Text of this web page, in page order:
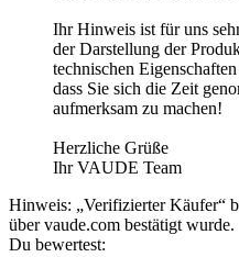
Ihr Hinweis ist für uns
der Darstellung der
technischen
dass Sie sich die Zeit
aufmerksam zu machen!
Herzliche Grüße
Ihr VAUDE Team
Hinweis: „Verifizierter Käufer“
über vaude.com bestätigt wurde.
Du bewertest: